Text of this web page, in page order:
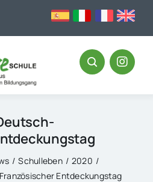
Schulleben
2020
Entdeckungstag